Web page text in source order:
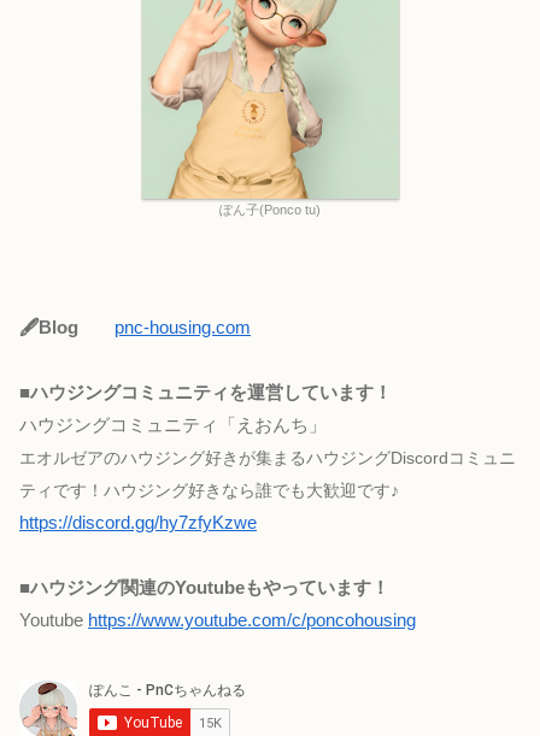
ぽん子(Ponco tu)
🖋Blog pnc-housing.com
■ハウジングコミュニティを運営しています！
ハウジングコミュニティ「えおんち」
エオルゼアのハウジング好きが集まるハウジングDiscordコミュニ
ティです！ハウジング好きなら誰でも大歓迎です♪
https://discord.gg/hy7zfyKzwe
■ハウジング関連のYoutubeもやっています！
Youtube https://www.youtube.com/c/poncohousing